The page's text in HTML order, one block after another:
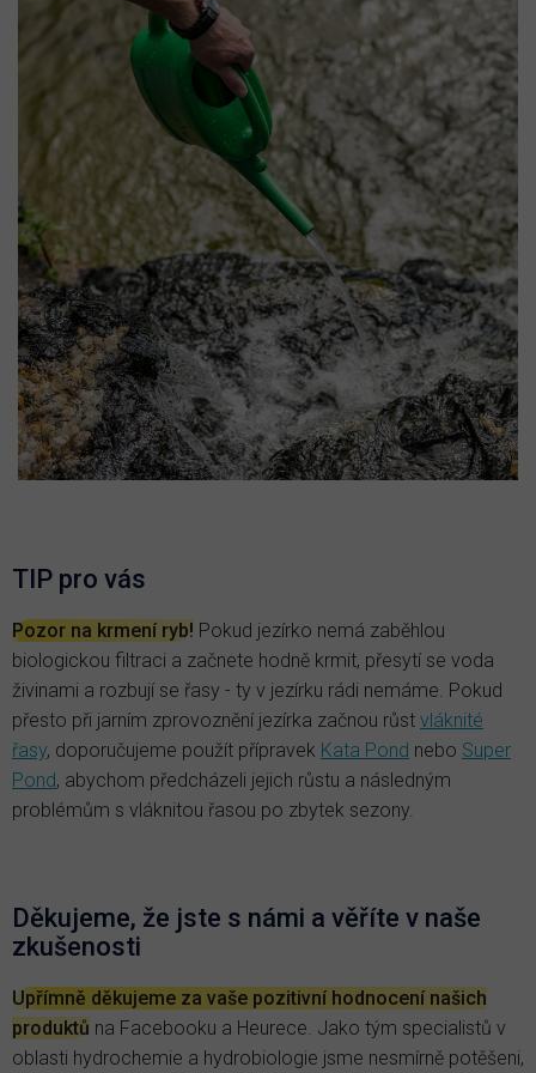
TIP pro vás
Pozor na krmení ryb! Pokud jezírko nemá zaběhlou
biologickou filtraci a začnete hodně krmit, přesytí se voda
živinami a rozbují se řasy - ty v jezírku rádi nemáme. Pokud
přesto při jarním zprovoznění jezírka začnou růst vláknité
řasy, doporučujeme použít přípravek Kata Pond nebo Super
Pond, abychom předcházeli jejich růstu a následným
problémům s vláknitou řasou po zbytek sezony.
Děkujeme, že jste s námi a věříte v naše
zkušenosti
Upřímně děkujeme za vaše pozitivní hodnocení našich
produktů na Facebooku a Heurece. Jako tým specialistů v
oblasti hydrochemie a hydrobiologie jsme nesmírně potěšeni,